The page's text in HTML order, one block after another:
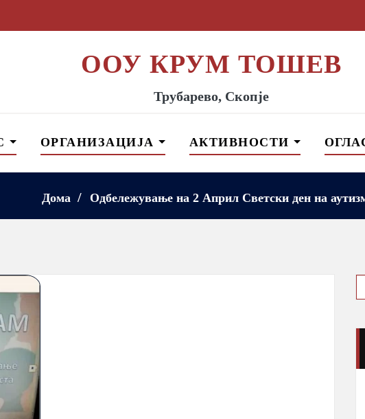
ООУ КРУМ ТОШЕВ
Трубарево, Скопје
ОРГАНИЗАЦИЈА АКТИВНОСТИ
Дома Одбележување на 2 Април Светски ден на